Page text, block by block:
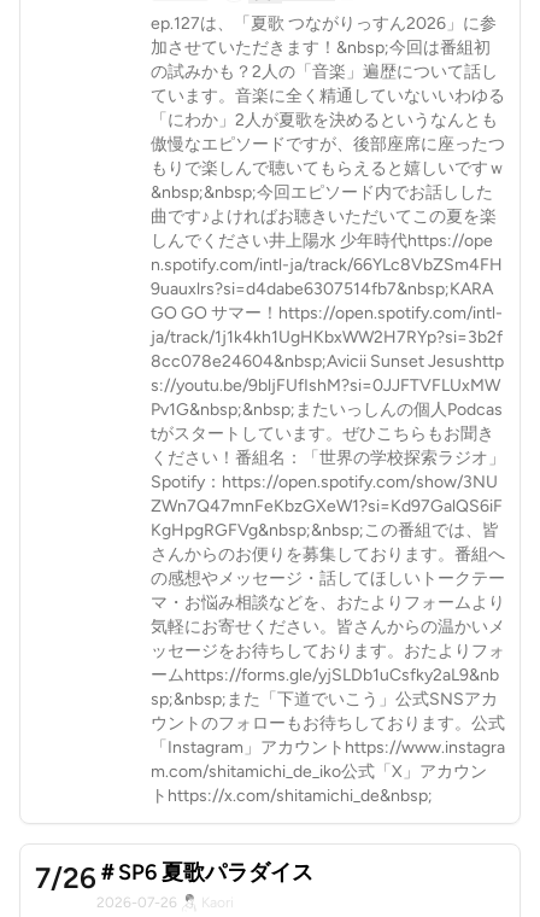
ep.127は、「夏歌 つながりっすん2026」に参
加させていただきます！&nbsp;今回は番組初
の試みかも？2人の「音楽」遍歴について話し
ています。音楽に全く精通していないいわゆる
「にわか」2人が夏歌を決めるというなんとも
傲慢なエピソードですが、後部座席に座ったつ
もりで楽しんで聴いてもらえると嬉しいですｗ
&nbsp;&nbsp;今回エピソード内でお話しした
曲です♪よければお聴きいただいてこの夏を楽
しんでください井上陽水 少年時代https://ope
n.spotify.com/intl-ja/track/66YLc8VbZSm4FH
9uauxlrs?si=d4dabe6307514fb7&nbsp;KARA
GO GO サマー！https://open.spotify.com/intl-
ja/track/1j1k4kh1UgHKbxWW2H7RYp?si=3b2f
8cc078e24604&nbsp;Avicii Sunset Jesushttp
s://youtu.be/9bljFUfIshM?si=0JJFTVFLUxMW
Pv1G&nbsp;&nbsp;またいっしんの個人Podcas
tがスタートしています。ぜひこちらもお聞き
ください！番組名：「世界の学校探索ラジオ」
Spotify：⁠https://open.spotify.com/show/3NU
ZWn7Q47mnFeKbzGXeW1?si=Kd97GalQS6iF
KgHpgRGFVg⁠&nbsp;&nbsp;この番組では、皆
さんからのお便りを募集しております。番組へ
の感想やメッセージ・話してほしいトークテー
マ・お悩み相談などを、おたよりフォームより
気軽にお寄せください。皆さんからの温かいメ
ッセージをお待ちしております。おたよりフォ
ーム⁠https://forms.gle/yjSLDb1uCsfky2aL9⁠&nb
sp;&nbsp;また「下道でいこう」公式SNSアカ
ウントのフォローもお待ちしております。公式
「Instagram」アカウント⁠https://www.instagra
m.com/shitamichi_de_iko⁠公式「X」アカウン
ト⁠⁠https://x.com/shitamichi_de⁠&nbsp;
7/26 ＃SP6 夏歌パラダイス
2026-07-26 Kaori